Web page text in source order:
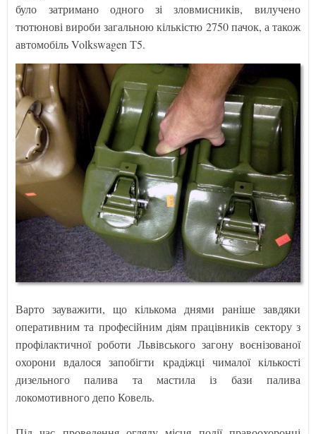
було затримано одного зі зловмисників, вилучено
тютюнові вироби загальною кількістю 2750 пачок, а також
автомобіль Volkswagen Т5.
Варто зауважити, що кількома днями раніше завдяки
оперативним та професійним діям працівників сектору з
профілактичної роботи Львівського загону воєнізованої
охорони вдалося запобігти крадіжці чималої кількості
дизельного палива та мастила із бази палива
локомотивного депо Ковель.